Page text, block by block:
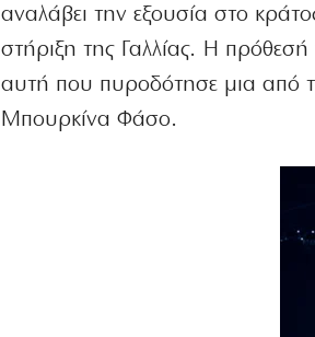
αναλάβει την εξουσία στο
στήριξη της Γαλλίας. Η
αυτή που πυροδότησε μια από
Μπουρκίνα Φάσο.